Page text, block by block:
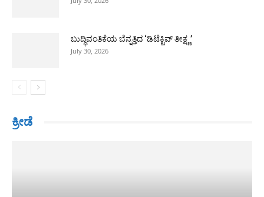
ಬುದ್ಧಿವಂತಿಕೆಯ ಬೆನ್ನತ್ತಿದ ‘ಡಿಟೆಕ್ಟಿವ್ ತೀಕ್ಷ್ಣ’
July 30, 2026
ಕ್ರೀಡೆ